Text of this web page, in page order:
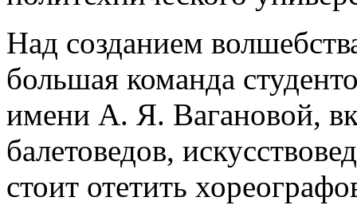
Над созданием
большая команда
имени А. Я. Вагановой,
балетоведов,
стоит отетить